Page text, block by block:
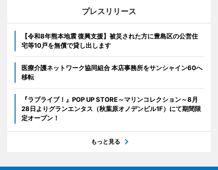
プレスリリース
【令和8年熊本地震 復興支援】被災された方に豊島区の公営住
宅等10戸を無償で貸し出します
医療介護ネットワーク協同組合 本店事務所をサンシャイン60へ
移転
『ラブライブ！』POP UP STORE～マリンコレクション～8月
28日よりグランエンタス（秋葉原オノデンビル1F）にて期間限
定オープン！
もっと見る